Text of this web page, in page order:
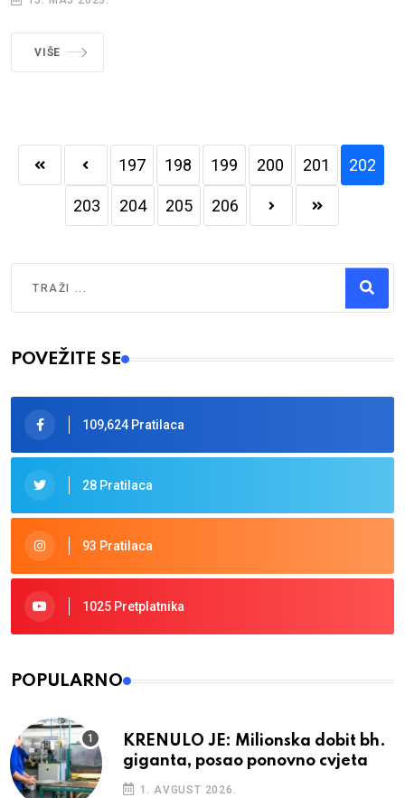
VIŠE
197 198 199 200 201 202
203 204 205 206
Type 2 or more characters for results.
POVEŽITE SE
109,624 Pratilaca
28 Pratilaca
93 Pratilaca
1025 Pretplatnika
POPULARNO
KRENULO JE: Milionska dobit bh.
giganta, posao ponovno cvjeta
1. AVGUST 2026.